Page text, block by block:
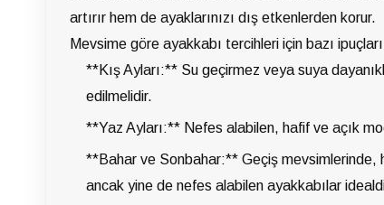
artırır hem de ayaklarınızı dış etkenlerden korur.
Mevsime göre ayakkabı tercihleri için bazı
**Kış Ayları:** Su geçirmez veya suya
edilmelidir.
**Yaz Ayları:** Nefes alabilen, hafif ve açık
**Bahar ve Sonbahar:** Geçiş mevsimlerinde,
ancak yine de nefes alabilen ayakkabılar